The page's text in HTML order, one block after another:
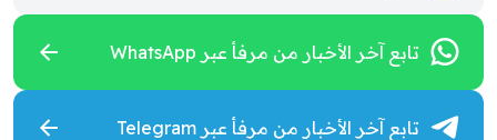
تابع آخر الأخبار من مرفأ عبر WhatsApp
تابع آخر الأخبار من مرفأ عبر Telegram